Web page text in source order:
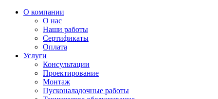
О компании
О нас
Наши работы
Сертификаты
Оплата
Услуги
Консультации
Проектирование
Монтаж
Пусконаладочные работы